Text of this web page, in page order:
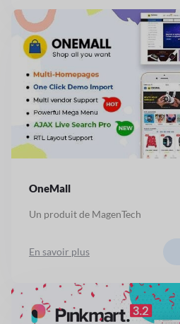
OneMall
Un produit de MagenTech
En savoir plus